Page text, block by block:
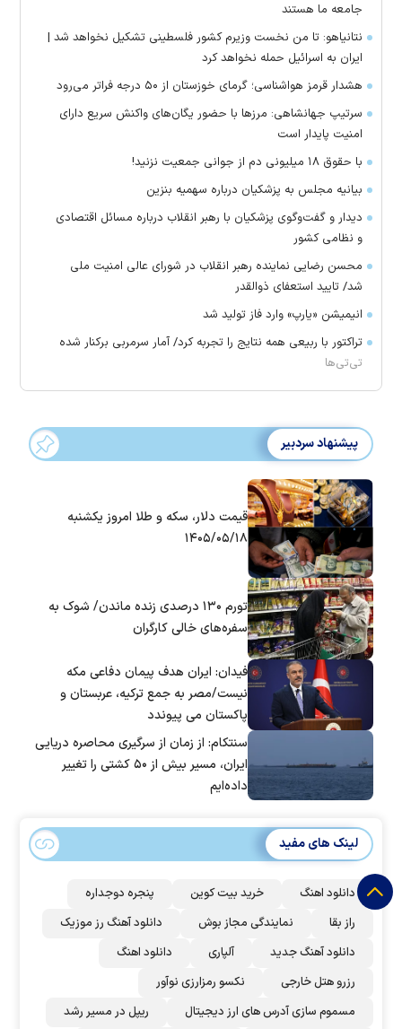
جامعه ما هستند
نتانیاهو: تا من نخست وزیرم کشور فلسطینی تشکیل نخواهد شد |
ایران به اسرائیل حمله نخواهد کرد
هشدار قرمز هواشناسی؛ گرمای خوزستان از ۵۰ درجه فراتر می‌رود
سرتیپ جهانشاهی: مرز‌ها با حضور یگان‌های واکنش سریع دارای
امنیت پایدار است
با حقوق ۱۸ میلیونی دم از جوانی جمعیت نزنید!
بیانیه مجلس به پزشکیان درباره سهمیه بنزین
دیدار و گفت‌وگوی پزشکیان با رهبر انقلاب درباره مسائل اقتصادی
و نظامی کشور
محسن رضایی نماینده رهبر انقلاب در شورای عالی امنیت ملی
شد/ تایید استعفای ذوالقدر
انیمیشن «یارپ» وارد فاز تولید شد
تراکتور با ربیعی همه نتایج را تجربه کرد/ آمار سرمربی برکنار شده
تی‌تی‌ها
پیشنهاد سردبیر
قیمت دلار، سکه و طلا امروز یکشنبه
۱۴۰۵/۰۵/۱۸
تورم ۱۳۰ درصدی زنده ماندن/ شوک به
سفره‌های خالی کارگران
فیدان: ایران هدف پیمان دفاعی مکه
نیست/مصر به جمع ترکیه، عربستان و
پاکستان می پیوندد
سنتکام: از زمان از سرگیری محاصره دریایی
ایران، مسیر بیش از ۵۰ کشتی را تغییر
داده‌ایم
لینک های مفید
دانلود اهنگ خرید بیت کوین
پنجره دوجداره
راز بقا
نمایندگی مجاز بوش
دانلود آهنگ رز‌ موزیک
دانلود آهنگ جدید
آلپاری
دانلود اهنگ
رزرو هتل خارجی
نکسو رمزارزی نوآور
مسموم سازی آدرس های ارز دیجیتال
ریپل در مسیر رشد